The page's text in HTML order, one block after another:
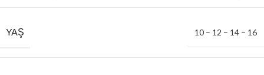
YAŞ 10 – 12 – 14 – 16